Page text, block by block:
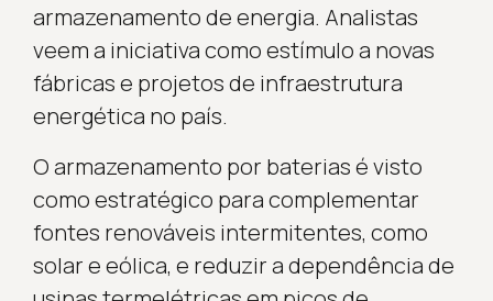
armazenamento de energia. Analistas
veem a iniciativa como estímulo a novas
fábricas e projetos de infraestrutura
energética no país.
O armazenamento por baterias é visto
como estratégico para complementar
fontes renováveis intermitentes, como
solar e eólica, e reduzir a dependência de